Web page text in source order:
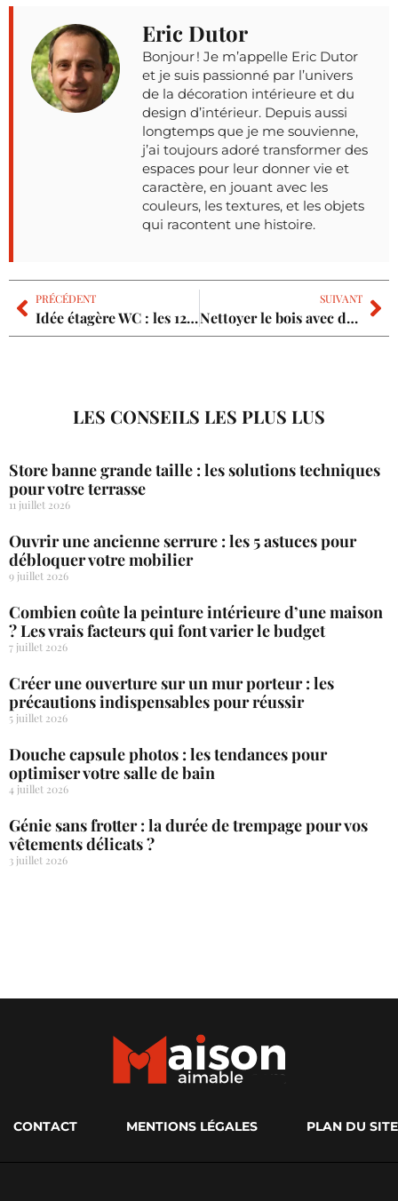
Eric Dutor
Bonjour ! Je m’appelle Eric Dutor
et je suis passionné par l’univers
de la décoration intérieure et du
design d’intérieur. Depuis aussi
longtemps que je me souvienne,
j’ai toujours adoré transformer des
espaces pour leur donner vie et
caractère, en jouant avec les
couleurs, les textures, et les objets
qui racontent une histoire.
PRÉCÉDENT
Idée étagère WC : les 12 inspirations pour optimiser l’espace avec style
SUIVANT
Nettoyer le bois avec du vinaigre blanc : la méthode sûre pour préserver vos meubles
LES CONSEILS LES PLUS LUS
Store banne grande taille : les solutions techniques
pour votre terrasse
11 juillet 2026
Ouvrir une ancienne serrure : les 5 astuces pour
débloquer votre mobilier
9 juillet 2026
Combien coûte la peinture intérieure d’une maison
? Les vrais facteurs qui font varier le budget
7 juillet 2026
Créer une ouverture sur un mur porteur : les
précautions indispensables pour réussir
5 juillet 2026
Douche capsule photos : les tendances pour
optimiser votre salle de bain
4 juillet 2026
Génie sans frotter : la durée de trempage pour vos
vêtements délicats ?
3 juillet 2026
CONTACT MENTIONS LÉGALES PLAN DU SITE